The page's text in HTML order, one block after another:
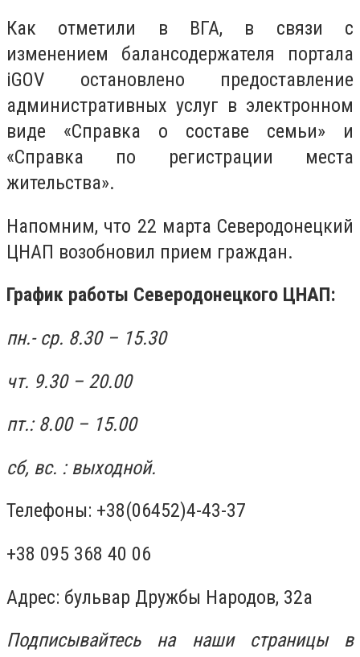
Как отметили в ВГА, в связи с
изменением балансодержателя портала
iGOV остановлено предоставление
административных услуг в электронном
виде «Справка о составе семьи» и
«Справка по регистрации места
жительства».
Напомним, что 22 марта Северодонецкий
ЦНАП возобновил прием граждан.
График работы Северодонецкого ЦНАП:
пн.- ср. 8.30 – 15.30
чт. 9.30 – 20.00
пт.: 8.00 – 15.00
сб, вс. : выходной.
Телефоны: +38(06452)4-43-37
+38 095 368 40 06
Адрес: бульвар Дружбы Народов, 32а
Подписывайтесь на наши страницы в